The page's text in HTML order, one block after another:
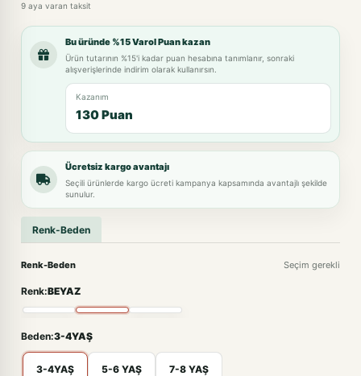
9 aya varan taksit
Bu üründe %15 Varol Puan kazan
Ürün tutarının %15'i kadar puan hesabına tanımlanır, sonraki
alışverişlerinde indirim olarak kullanırsın.
Kazanım
130 Puan
Ücretsiz kargo avantajı
Seçili ürünlerde kargo ücreti kampanya kapsamında avantajlı şekilde
sunulur.
Renk-Beden
Renk-Beden Seçim gerekli
Renk:BEYAZ
Beden:3-4YAŞ
3-4YAŞ 5-6 YAŞ 7-8 YAŞ